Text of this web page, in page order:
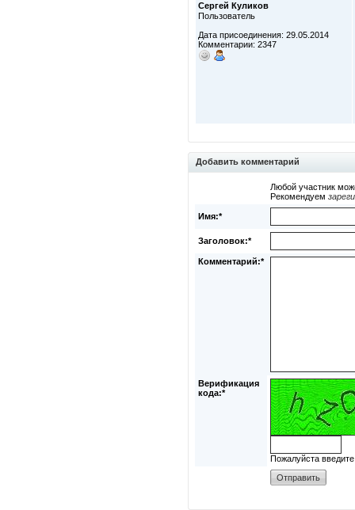
Сергей Куликов
Пользователь
Дата присоединения: 29.05.2014
Комментарии: 2347
Добавить комментарий
Любой участник
Рекомендуем
Имя:*
Заголовок:*
Комментарий:*
Верификация
кода:*
Пожалуйста